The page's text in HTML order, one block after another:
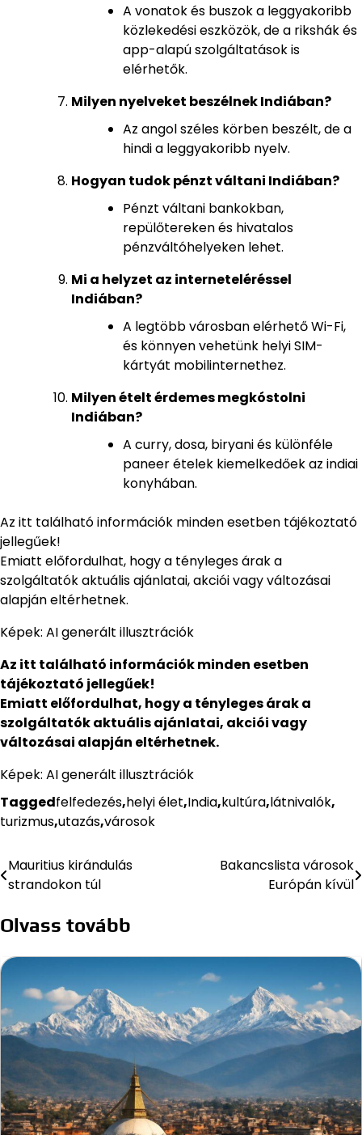
A vonatok és buszok a leggyakoribb
közlekedési eszközök, de a rikshák és
app-alapú szolgáltatások is
elérhetők.
Milyen nyelveket beszélnek Indiában?
Az angol széles körben beszélt, de a
hindi a leggyakoribb nyelv.
Hogyan tudok pénzt váltani Indiában?
Pénzt váltani bankokban,
repülőtereken és hivatalos
pénzváltóhelyeken lehet.
Mi a helyzet az interneteléréssel
Indiában?
A legtöbb városban elérhető Wi-Fi,
és könnyen vehetünk helyi SIM-
kártyát mobilinternethez.
Milyen ételt érdemes megkóstolni
Indiában?
A curry, dosa, biryani és különféle
paneer ételek kiemelkedőek az indiai
konyhában.
Az itt található információk minden esetben tájékoztató
jellegűek!
Emiatt előfordulhat, hogy a tényleges árak a
szolgáltatók aktuális ajánlatai, akciói vagy változásai
alapján eltérhetnek.
Képek: AI generált illusztrációk
Az itt található információk minden esetben
tájékoztató jellegűek!
Emiatt előfordulhat, hogy a tényleges árak a
szolgáltatók aktuális ajánlatai, akciói vagy
változásai alapján eltérhetnek.
Képek: AI generált illusztrációk
Taggedfelfedezés,helyi élet,India,kultúra,látnivalók,
turizmus,utazás,városok
Bejegyzés
Mauritius kirándulás
strandokon túl
Bakancslista városok
Európán kívül
Olvass tovább